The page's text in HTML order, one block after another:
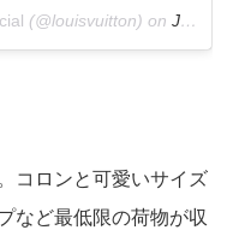
(@louisvuitton) onJul 16, 2013 at 9:17am PDT
コロンと可愛いサイズ
など最低限の荷物が収